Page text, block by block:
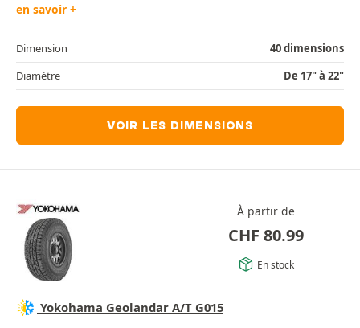
en savoir +
Dimension
40 dimensions
Diamètre
De 17" à 22"
VOIR LES DIMENSIONS
À partir de
CHF 80.99
En stock
Yokohama Geolandar A/T G015